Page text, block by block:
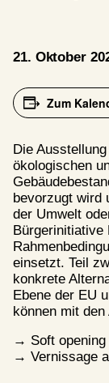
21. Oktober
Zum
Die
ökologischen
bevorzugt wird
der Umwelt
Bürgerinitiative
einsetzt. Teil
konkrete
Ebene der EU
können mit
→ Soft
→ Vernissage